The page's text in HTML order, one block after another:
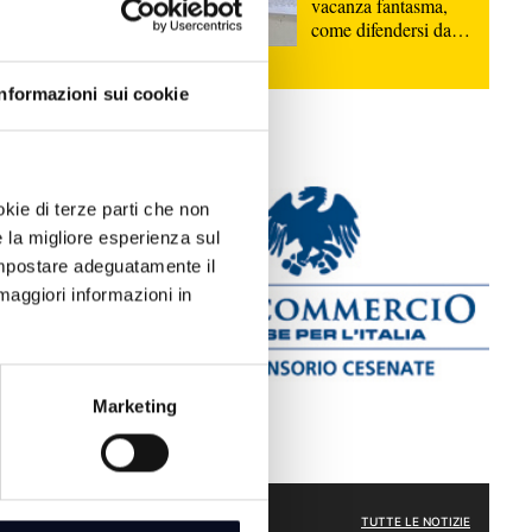
sui cookie
di terze parti che non
la migliore esperienza sul
adeguatamente il
informazioni in
Marketing
di
almeno
con Monte
future
di
-,
fine
del
vacanza fantasma,
come difendersi dalle
POLITICA TUTTE LE NOTIZIE